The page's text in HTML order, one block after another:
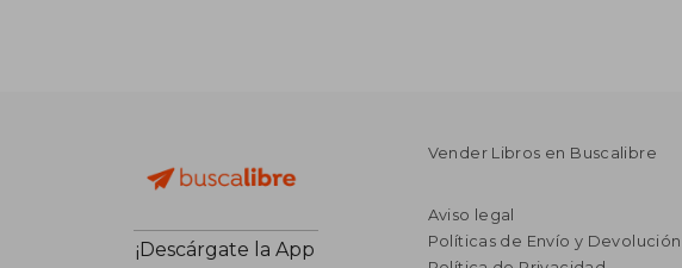
¡Descárgate la App
Vender Libros en Buscalibre
Aviso legal
Políticas de Envío y Devolución